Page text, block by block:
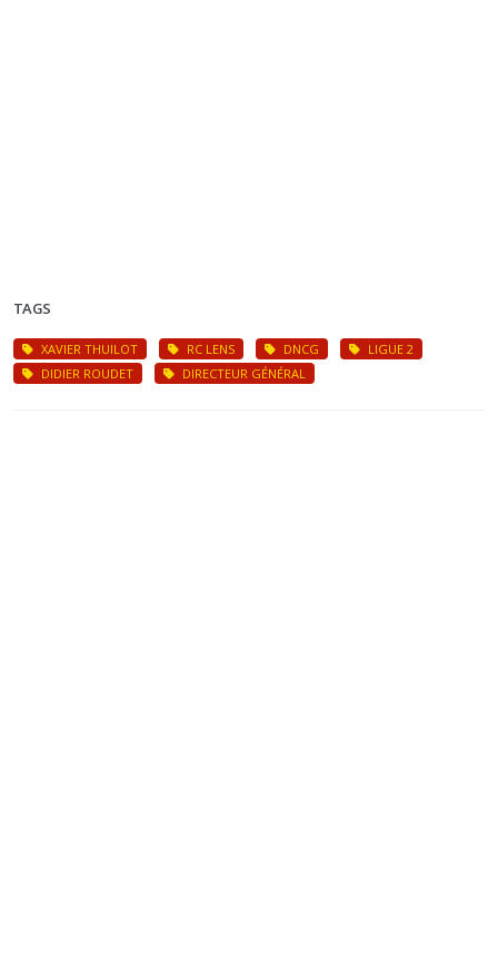
TAGS
XAVIER THUILOT RC LENS DNCG
LIGUE 2
DIDIER ROUDET
DIRECTEUR GÉNÉRAL